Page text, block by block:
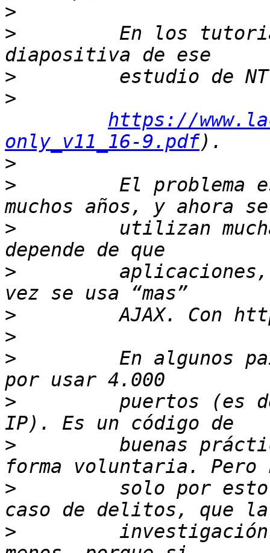
>
>
En los
>
>
https://
only_v11_16-9.pdf
>
>
El problema
>
utilizan
>
>
>
>
En algunos
>
puertos (es
>
buenas
>
solo por
>